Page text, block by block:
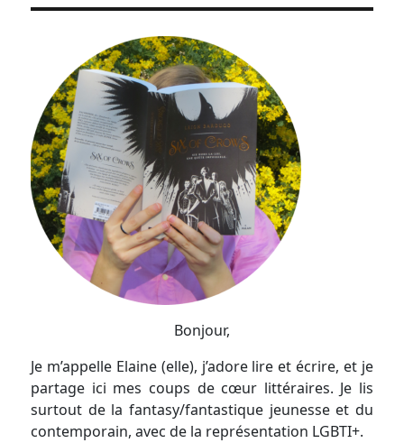
Bonjour,
Je m’appelle Elaine (elle), j’adore lire et écrire, et je
partage ici mes coups de cœur littéraires. Je lis
surtout de la fantasy/fantastique jeunesse et du
contemporain, avec de la représentation LGBTI+.